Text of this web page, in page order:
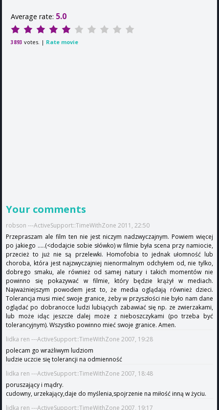
Average rate: 5.0
3893 votes. | Rate movie
Your comments
robson ---ActiveSupport::TimeWithZone 2011, 22:50
Przepraszam ale film ten nie jest niczym nadzwyczajnym. Powiem więcej
po jakiego .....(<dodajcie sobie słówko) w filmie była scena przy namiocie,
przecież to już nie są przelewki. Homofobia to jednak ułomność lub
choroba, która jest najzwyczajniej nienormalnym odchyłem od, nie tylko,
dobrego smaku, ale również od samej natury i takich momentów nie
powinno się pokazywać w filmie, który będzie krążył w mediach.
Najważniejszym powodem jest to, że media oglądają również dzieci.
Tolerancja musi mieć swoje granice, żeby w przyszłości nie było nam dane
oglądać po dobranocce ludzi lubiących zabawiać się np. ze zwierzakami,
lub może idąc jeszcze dalej może z nieboszczykami (po trzeba być
tolerancyjnym). Wszystko powinno mieć swoje granice. Amen.
lidka ren ---ActiveSupport::TimeWithZone 2007, 19:28
polecam go wrażliwym ludziom
ludzie uczcie się tolerancji na odmienność
lidka ren ---ActiveSupport::TimeWithZone 2007, 18:48
poruszający i mądry.
cudowny, urzekający,daje do myślenia,spojrzenie na miłość inną w życiu.
lidka ren ---ActiveSupport::TimeWithZone 2007, 19:17